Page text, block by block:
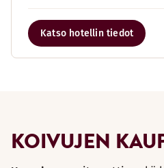
Katso hotellin tiedot
KOIVUJEN